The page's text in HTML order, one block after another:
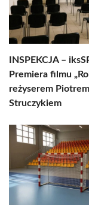
INSPEKCJA –
Premiera filmu
reżyserem Piotrem
Struczykiem